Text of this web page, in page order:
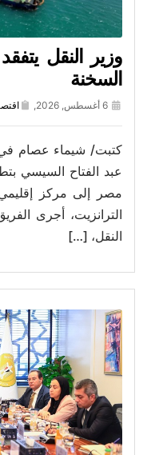
وزير النقل
السخنة
6 أغسطس, 2026,
كتبت/ شيماء عصام في
عبد الفتاح السيسي
مصر إلى مركز إقليمي
الترانزيت، أجرى
النقل، […]